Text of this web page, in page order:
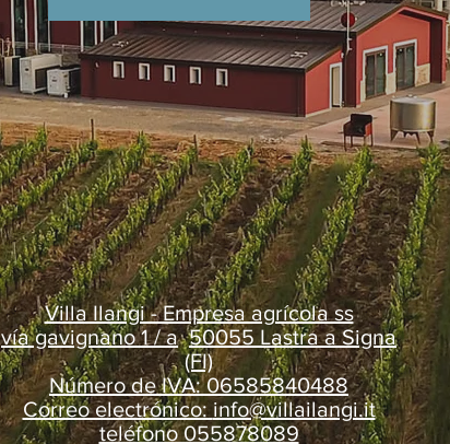
Villa Ilangi - Empresa agrícola ss
vía gavignano 1 / a 50055 Lastra a Signa
(FI)
Número de IVA: 06585840488
Correo electrónico: info@villailangi.it
teléfono 055878089